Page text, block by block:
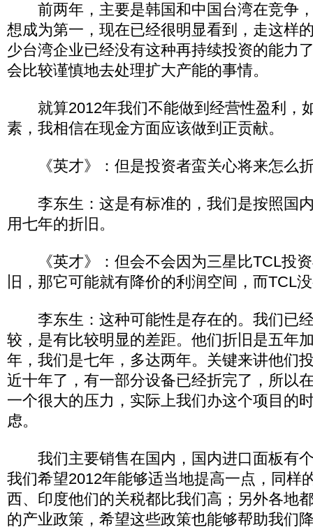
前两年，主要是韩国和中国台湾在竞争
想成为第一，现在已经很明显看到，走这样
少台湾企业已经没有这种再持续投资的能力
会比较谨慎地去处理扩大产能的事情。
就算2012年我们不能做到经营性盈利，
素，我相信在现金方面应该做到正贡献。
《英才》：但是投资者蛮关心将来怎么
李东生：这是有标准的，我们是按照国
用七年的折旧。
《英才》：但会不会因为三星比TCL投资
旧，那它可能就有降价的利润空间，而TCL
李东生：这种可能性是存在的。我们已
较，是有比较明显的差距。他们折旧是五年
年，我们是七年，多达两年。关键来讲他们
近十年了，有一部分设备已经折完了，所以
一个很大的压力，实际上我们办这个项目的
虑。
我们主要销售在国内，国内进口面板有
我们希望2012年能够适当地提高一点，同样
西、印度他们的关税都比我们高；另外各地
的产业政策，希望这些政策也能够帮助我们